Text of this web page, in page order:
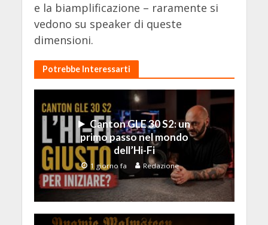
e la biamplificazione – raramente si
vedono su speaker di queste
dimensioni.
Potrebbe Interessarti
Canton GLE 30 S2: un
primo passo nel mondo
dell’Hi-Fi
1 giorno fa Redazione